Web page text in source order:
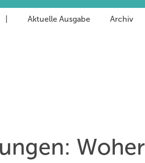
Aktuelle Ausgabe Archiv
Woher